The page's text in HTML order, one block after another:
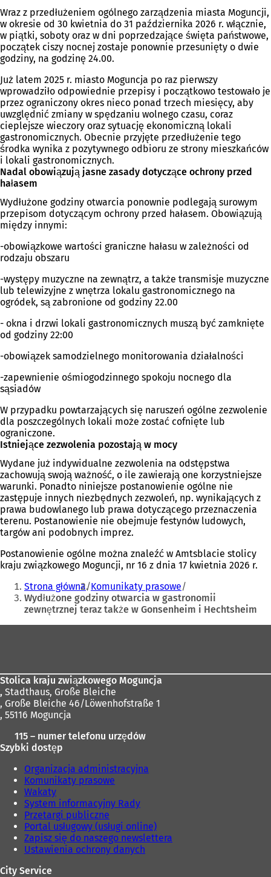
Wraz z przedłużeniem ogólnego zarządzenia miasta Moguncji,
w okresie od 30 kwietnia do 31 października 2026 r. włącznie,
w piątki, soboty oraz w dni poprzedzające święta państwowe,
początek ciszy nocnej zostaje ponownie przesunięty o dwie
godziny, na godzinę 24.00.
Już latem 2025 r. miasto Moguncja po raz pierwszy
wprowadziło odpowiednie przepisy i początkowo testowało je
przez ograniczony okres nieco ponad trzech miesięcy, aby
uwzględnić zmiany w spędzaniu wolnego czasu, coraz
cieplejsze wieczory oraz sytuację ekonomiczną lokali
gastronomicznych. Obecnie przyjęte przedłużenie tego
środka wynika z pozytywnego odbioru ze strony mieszkańców
i lokali gastronomicznych.
Nadal obowiązują jasne zasady dotyczące ochrony przed
hałasem
Wydłużone godziny otwarcia ponownie podlegają surowym
przepisom dotyczącym ochrony przed hałasem. Obowiązują
między innymi:
-obowiązkowe wartości graniczne hałasu w zależności od
rodzaju obszaru
-występy muzyczne na zewnątrz, a także transmisje muzyczne
lub telewizyjne z wnętrza lokalu gastronomicznego na
ogródek, są zabronione od godziny 22.00
- okna i drzwi lokali gastronomicznych muszą być zamknięte
od godziny 22:00
-obowiązek samodzielnego monitorowania działalności
-zapewnienie ośmiogodzinnego spokoju nocnego dla
sąsiadów
W przypadku powtarzających się naruszeń ogólne zezwolenie
dla poszczególnych lokali może zostać cofnięte lub
ograniczone.
Istniejące zezwolenia pozostają w mocy
Wydane już indywidualne zezwolenia na odstępstwa
zachowują swoją ważność, o ile zawierają one korzystniejsze
warunki. Ponadto niniejsze postanowienie ogólne nie
zastępuje innych niezbędnych zezwoleń, np. wynikających z
prawa budowlanego lub prawa dotyczącego przeznaczenia
terenu. Postanowienie nie obejmuje festynów ludowych,
targów ani podobnych imprez.
Postanowienie ogólne można znaleźć w Amtsblacie stolicy
kraju związkowego Moguncji, nr 16 z dnia 17 kwietnia 2026 r.
Jesteś
tutaj:
Strona główna Komunikaty prasowe
Wydłużone godziny otwarcia w gastronomii
zewnętrznej teraz także w Gonsenheim i Hechtsheim
Stolica kraju związkowego Moguncja
, Stadthaus, Große Bleiche
, Große Bleiche 46/Löwenhofstraße 1
, 55116 Moguncja
115 – numer telefonu urzędów
Szybki dostęp
Organizacja administracyjna
Komunikaty prasowe
Wakaty
System informacyjny Rady
Przetargi publiczne
Portal usługowy (usługi online)
Zapisz się do naszego newslettera
Ustawienia ochrony danych
City Service